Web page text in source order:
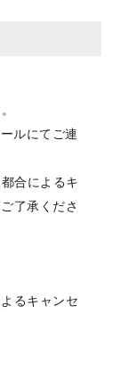
ルにてご連
合によるキ
了承くださ
るキャンセ